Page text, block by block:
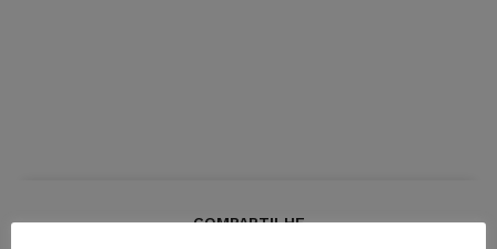
COMPARTILHE